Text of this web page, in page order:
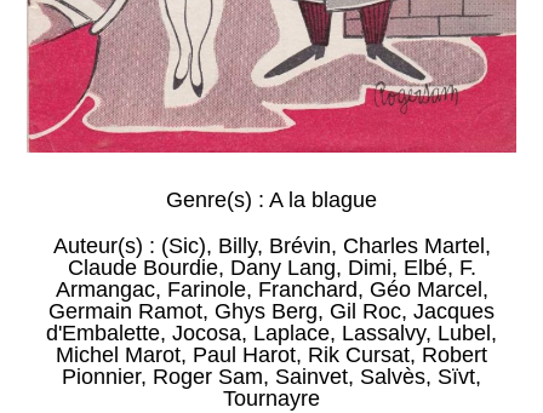
Genre(s) : A la blague
Auteur(s) : (Sic), Billy, Brévin, Charles Martel ,
Claude Bourdie, Dany Lang, Dimi, Elbé, F.
Armangac, Farinole, Franchard, Géo Marcel ,
Germain Ramot, Ghys Berg, Gil Roc, Jacques
d'Embalette, Jocosa, Laplace, Lassalvy, Lubel ,
Michel Marot, Paul Harot, Rik Cursat, Robert
Pionnier, Roger Sam, Sainvet, Salvès, Sïvt,
Tournayre